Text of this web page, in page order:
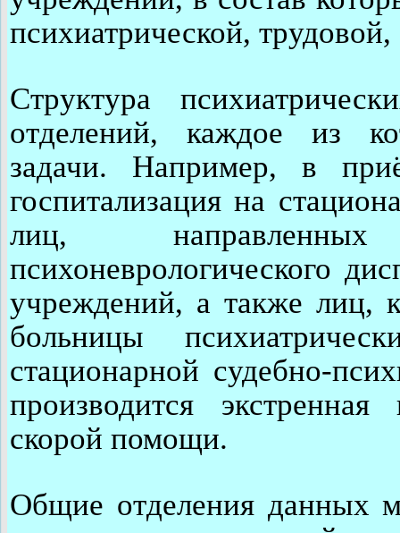
психиатрической,
Структура
отделений, каждое из
задачи. Например, в
госпитализация на
лиц,
психоневрологического
учреждений, а также лиц,
больницы
стационарной судебно-
производится
скорой помощи.
Общие отделения данных